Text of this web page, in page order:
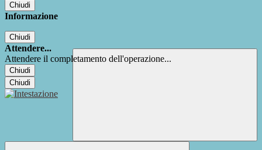
Chiudi
Informazione
Chiudi
Attendere...
Attendere il completamento dell'operazione...
Chiudi
Chiudi